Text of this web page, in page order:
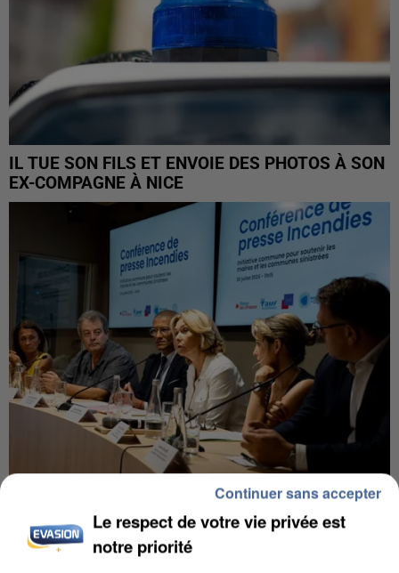
IL TUE SON FILS ET ENVOIE DES PHOTOS À SON
EX-COMPAGNE À NICE
INCENDIES : L’ÎLE-DE-FRANCE LANCE UN ÉLAN
DE SOLIDARITÉ AVEC LES...
Le respect de votre vie privée est
notre priorité
Continuer sans accepter